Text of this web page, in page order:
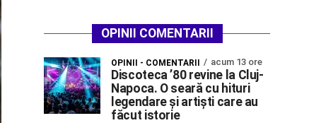
OPINII COMENTARII
OPINII - COMENTARII acum 13 ore
Discoteca ’80 revine la Cluj-
Napoca. O seară cu hituri
legendare și artiști care au
făcut istorie